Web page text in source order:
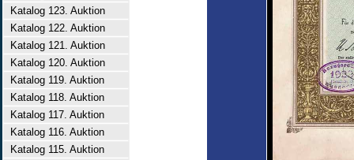
Katalog 123. Auktion
Katalog 122. Auktion
Katalog 121. Auktion
Katalog 120. Auktion
Katalog 119. Auktion
Katalog 118. Auktion
Katalog 117. Auktion
Katalog 116. Auktion
Katalog 115. Auktion